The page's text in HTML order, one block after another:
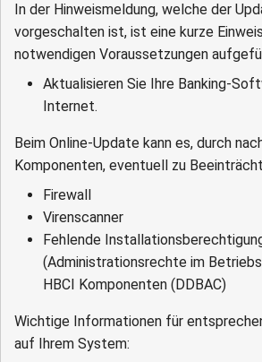
In der Hinweismeldung, welche der
vorgeschalten ist, ist eine kurze
notwendigen Voraussetzungen
Aktualisieren Sie Ihre Banking-
Internet.
Beim Online-Update kann es, durch
Komponenten, eventuell zu
Firewall
Virenscanner
Fehlende
(Administrationsrechte im
HBCI Komponenten (DDBAC)
Wichtige Informationen für
auf Ihrem System: